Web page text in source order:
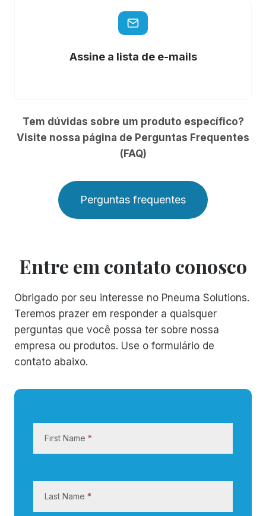
Assine a lista de e-mails
Tem dúvidas sobre um produto específico?
Visite nossa página de Perguntas Frequentes
(FAQ)
Perguntas frequentes
Entre em contato conosco
Obrigado por seu interesse no Pneuma Solutions.
Teremos prazer em responder a quaisquer
perguntas que você possa ter sobre nossa
empresa ou produtos. Use o formulário de
contato abaixo.
e
m
First Name *
Last Name *